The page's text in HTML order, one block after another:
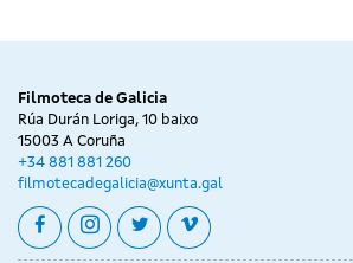
Filmoteca de Galicia
Rúa Durán Loriga, 10 baixo
15003 A Coruña
+34 881 881 260
filmotecadegalicia@xunta.gal
facebookinstagram
twittervimeo